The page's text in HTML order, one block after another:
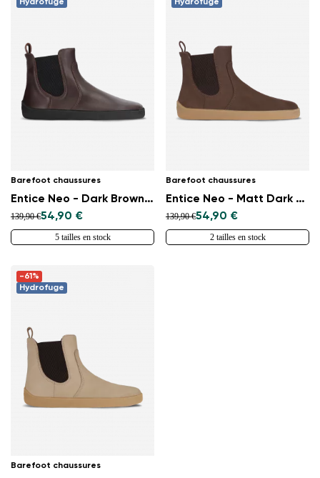
Hydrofuge
Barefoot chaussures
Entice Neo - Dark Brown & Black
139,90 €54,90 €
5 tailles en stock
Hydrofuge
Barefoot chaussures
Entice Neo - Matt Dark Brown
139,90 €54,90 €
2 tailles en stock
-61%
Hydrofuge
Barefoot chaussures